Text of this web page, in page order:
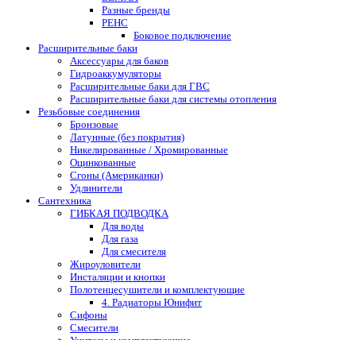
Разные бренды
РЕНС
Боковое подключение
Расширительные баки
Аксессуары для баков
Гидроаккумуляторы
Расширительные баки для ГВС
Расширительные баки для системы отопления
Резьбовые соединения
Бронзовые
Латунные (без покрытия)
Никелированные / Хромированные
Оцинкованные
Сгоны (Американки)
Удлинители
Сантехника
ГИБКАЯ ПОДВОДКА
Для воды
Для газа
Для смесителя
Жироуловители
Инсталяции и кнопки
Полотенцесушители и комплектующие
4. Радиаторы Юнифит
Сифоны
Смесители